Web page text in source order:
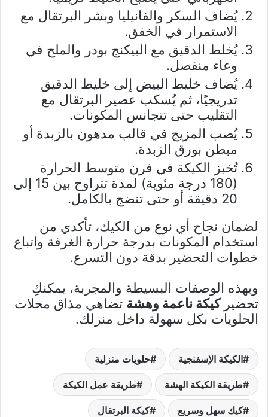
يُضاف السكر والفانيليا وبشر البرتقال مع
الاستمرار في الخفق.
يُخلط الدقيق مع البيكنج بودر والملح في
وعاء منفصل.
يُضاف خليط البيض إلى خليط الدقيق
تدريجيًا، ثم يُسكب عصير البرتقال مع
التقليب حتى تتجانس المكونات.
يُصب المزيج في قالب مدهون بالزبدة أو
مبطن بورق الزبدة.
تُخبز الكيكة في فرن متوسط الحرارة
(180 درجة مئوية) لمدة تتراوح بين 15 إلى
20 دقيقة أو حتى تنضج بالكامل.
لضمان نجاح أي نوع من الكيك، تأكدي من
استخدام المكونات بدرجة حرارة الغرفة واتباع
خطوات التحضير بدقة دون التسرع.
وبهذه الوصفات البسيطة والمجربة، يمكنكِ
تحضيركيكة ناعمة وهشة تضاهي مذاق محلات
الحلويات بكل سهولة داخل منزلك.
الكيكة الإسفنجية حلويات منزلية
طريقة الكيكة الهشة طريقة عمل الكيكة
كيك سهل وسريع كيكة البرتقال